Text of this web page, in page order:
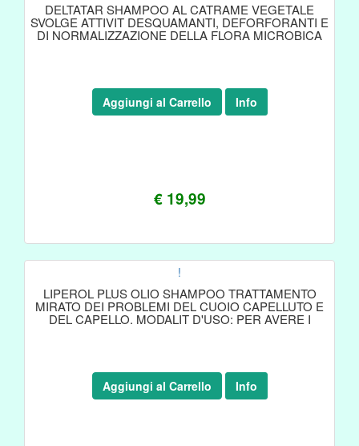
DELTATAR SHAMPOO AL CATRAME VEGETALE
SVOLGE ATTIVIT DESQUAMANTI, DEFORFORANTI E
DI NORMALIZZAZIONE DELLA FLORA MICROBICA
€ 19,99
Aggiungi al Carrello Info
!
LIPEROL PLUS OLIO SHAMPOO TRATTAMENTO
MIRATO DEI PROBLEMI DEL CUOIO CAPELLUTO E
DEL CAPELLO. MODALIT D'USO: PER AVERE I
Aggiungi al Carrello Info